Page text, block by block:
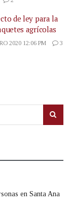
de ley para la
agrícolas
2020 12:06 PM 3
en Santa Ana